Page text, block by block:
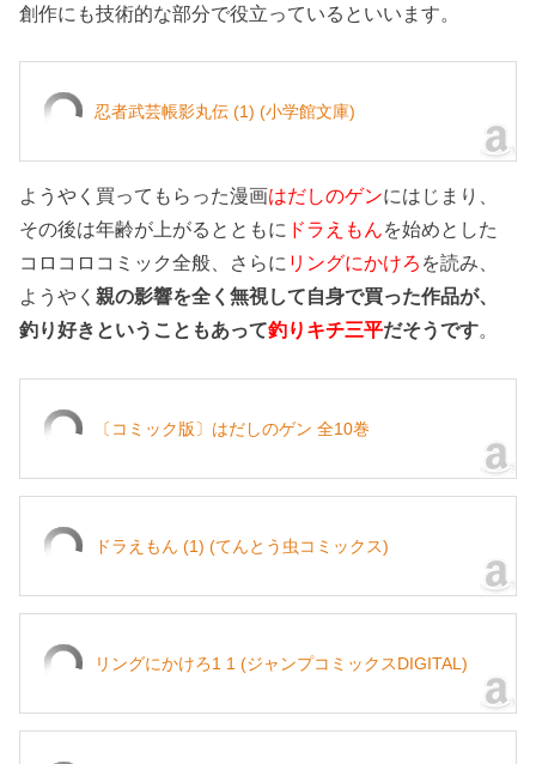
創作にも技術的な部分で役立っているといいます。
忍者武芸帳影丸伝 (1) (小学館文庫)
ようやく買ってもらった漫画はだしのゲンにはじまり、
その後は年齢が上がるとともに ドラえもんを始めとした
コロコロコミック全般、さらに リングにかけろ を読み、
ようやく親の影響を全く無視して自身で買った作品が、
釣り好きということもあって釣りキチ三平だそうです。
〔コミック版〕はだしのゲン 全10巻
ドラえもん (1) (てんとう虫コミックス)
リングにかけろ1 1 (ジャンプコミックスDIGITAL)